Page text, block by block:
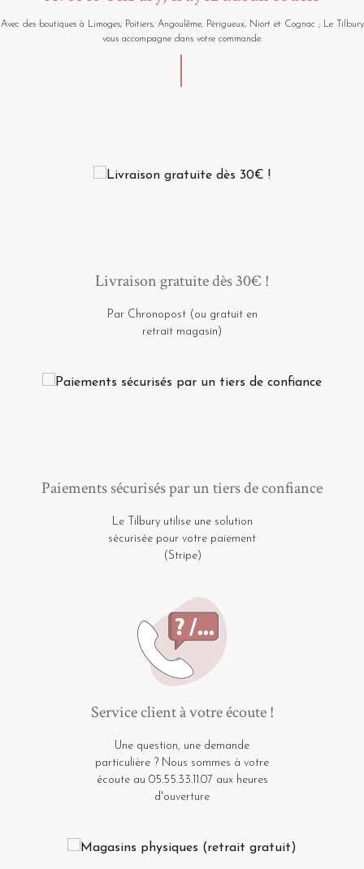
Avec des boutiques à Limoges, Poitiers, Angoulême, Périgueux, Niort et Cognac ; Le Tilbury
vous accompagne dans votre commande.
Livraison gratuite dès 30€ !
Par Chronopost (ou gratuit en
retrait magasin)
Paiements sécurisés par un tiers de confiance
Le Tilbury utilise une solution
sécurisée pour votre paiement
(Stripe)
Service client à votre écoute !
Une question, une demande
particulière ? Nous sommes à votre
écoute au 05.55.33.11.07 aux heures
d'ouverture